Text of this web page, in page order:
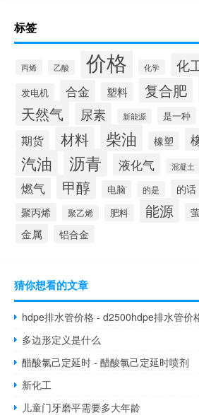
标签
丙烯 乙酸 价格 化学 化
发电机 合金 塑料 复合肥
天然气 尿素 新能源 是一种
期货 材料 柴油 橡塑
汽油 沥青 液化气 混凝土
燃气 甲醇 电脑 的是 的话
聚丙烯 聚乙烯 肥料 能源
金属 铝合金
猜你想看的文章
hdpe排水管价格 - d2500hdpe排水管价
多边形定义是什么
醋酸氯己定延时 - 醋酸氯己定延时喷剂
新化工
儿童门牙磨平需要多大年龄